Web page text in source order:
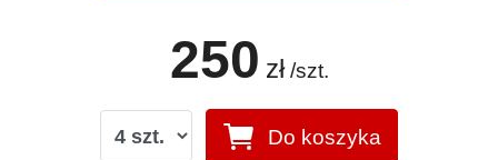
250 zł /szt.
Do koszyka